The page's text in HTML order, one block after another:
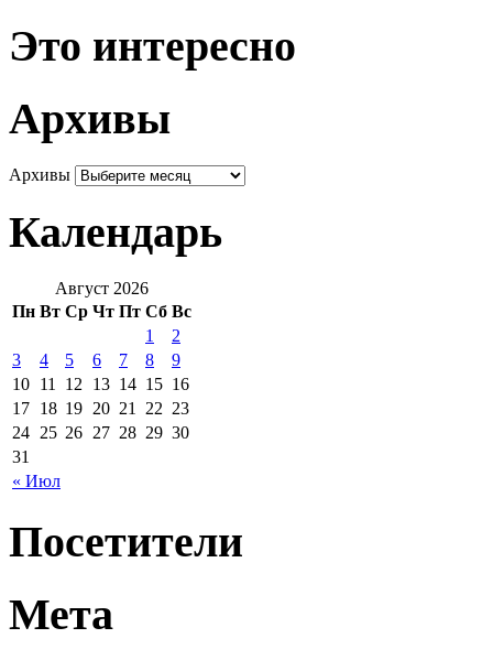
Это интересно
Архивы
Архивы
Календарь
Август 2026
Пн Вт Ср Чт Пт Сб Вс
« Июл
1
2
3
4 5 6 7 8
9
10 11 12 13 14 15 16
17 18 19 20 21 22 23
24 25 26 27 28 29 30
31
Посетители
Мета